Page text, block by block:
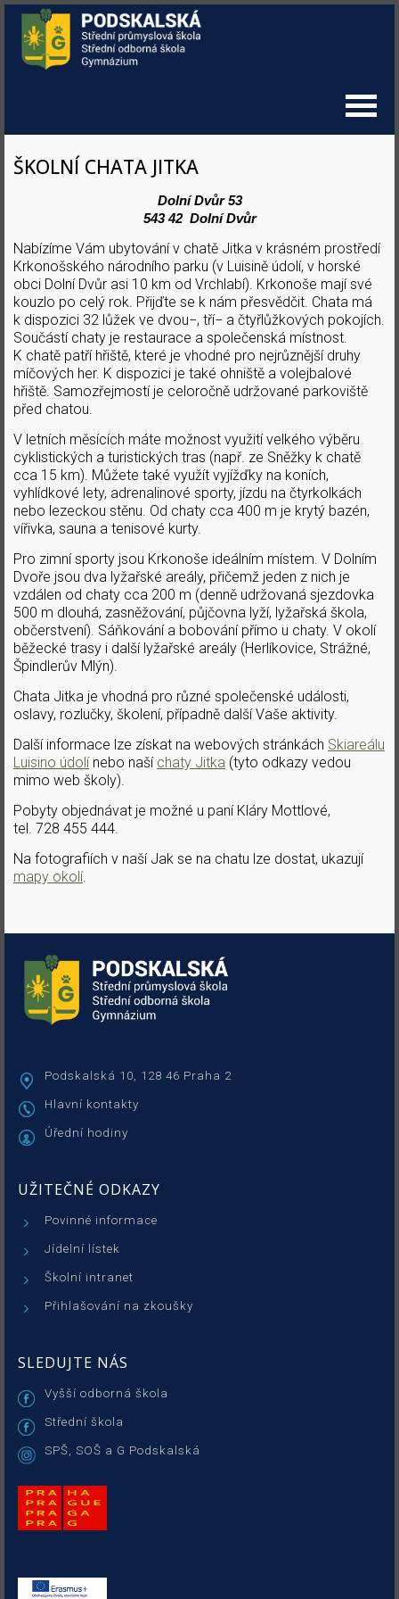
ŠKOLNÍ CHATA JITKA
Dolní Dvůr 53
543 42 Dolní Dvůr
Nabízíme Vám ubytování v chatě Jitka v krásném prostředí
Krkonošského národního parku (v Luisině údolí, v horské
obci Dolní Dvůr asi 10 km od Vrchlabí). Krkonoše mají své
kouzlo po celý rok. Přijďte se k nám přesvědčit. Chata má
k dispozici 32 lůžek ve dvou−, tří− a čtyřlůžkových pokojích.
Součástí chaty je restaurace a společenská místnost.
K chatě patří hřiště, které je vhodné pro nejrůznější druhy
míčových her. K dispozici je také ohniště a volejbalové
hřiště. Samozřejmostí je celoročně udržované parkoviště
před chatou.
V letních měsících máte možnost využití velkého výběru
cyklistických a turistických tras (např. ze Sněžky k chatě
cca 15 km). Můžete také využít vyjížďky na koních,
vyhlídkové lety, adrenalinové sporty, jízdu na čtyrkolkách
nebo lezeckou stěnu. Od chaty cca 400 m je krytý bazén,
vířivka, sauna a tenisové kurty.
Pro zimní sporty jsou Krkonoše ideálním místem. V Dolním
Dvoře jsou dva lyžařské areály, přičemž jeden z nich je
vzdálen od chaty cca 200 m (denně udržovaná sjezdovka
500 m dlouhá, zasněžování, půjčovna lyží, lyžařská škola,
občerstvení). Sáňkování a bobování přímo u chaty. V okolí
běžecké trasy i další lyžařské areály (Herlíkovice, Strážné,
Špindlerův Mlýn).
Chata Jitka je vhodná pro různé společenské události,
oslavy, rozlučky, školení, případně další Vaše aktivity.
Další informace lze získat na webových stránkách Skiareálu
Luisino údolínebo naší chaty Jitka (tyto odkazy vedou
mimo web školy).
Pobyty objednávat je možné u paní Kláry Mottlové,
tel. 728 455 444.
Na fotografiích v naší Jak se na chatu lze dostat, ukazují
mapy okolí.
Podskalská 10, 128 46 Praha 2
Hlavní kontakty
Úřední hodiny
UŽITEČNÉ ODKAZY
Povinné informace
Jídelní lístek
Školní intranet
Přihlašování na zkoušky
SLEDUJTE NÁS
Vyšší odborná škola
Střední škola
SPŠ, SOŠ a G Podskalská